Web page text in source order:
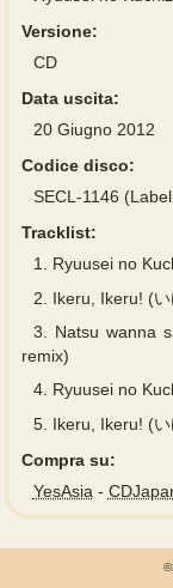
Versione:
CD
Data uscita:
20 Giugno 2012
Codice disco:
SECL-1146
Tracklist:
1.
Ryuusei no
2.
Ikeru, Ikeru! (
3.
Natsu wanna
remix)
4. Ryuusei no
5. Ikeru, Ikeru! (
Compra su:
YesAsia -